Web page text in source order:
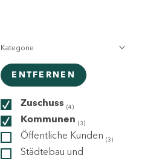
Kategorie
ENTFERNEN
Zuschuss (4)
Kommunen (3)
Öffentliche Kunden (3)
Städtebau und